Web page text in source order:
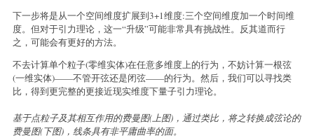
下一步将是从一个空间维度扩展到3+1维度:三个空间维度加一个时间维
度。但对于引力理论，这一“升级”可能非常具有挑战性。反其道而行
之，可能会有更好的方法。
不去计算单个粒子(零维实体)在任意多维度上的行为，不妨计算一根弦
(一维实体)——不管开弦还是闭弦——的行为。然后，我们可以寻找类
比，得到更完整的更接近现实维度下量子引力理论。
基于点粒子及其相互作用的费曼图(上图)，通过类比，将之转换成弦论的
费曼图(下图)，线条具有非平庸曲率的面。